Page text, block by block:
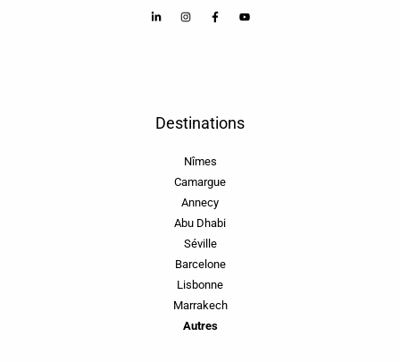
Destinations
Nîmes
Camargue
Annecy
Abu Dhabi
Séville
Barcelone
Lisbonne
Marrakech
Autres